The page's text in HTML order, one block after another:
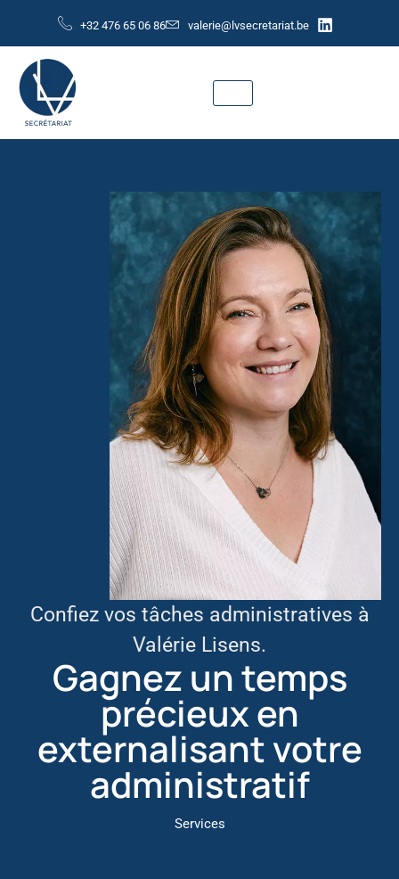
+32 476 65 06 86 valerie@lvsecretariat.be
Confiez vos tâches administratives à
Valérie Lisens.
Gagnez un temps
précieux en
externalisant votre
administratif
Services